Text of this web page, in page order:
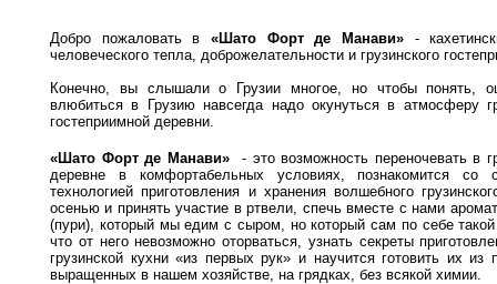
Добро пожаловать в «Шато Форт де Манави» -
человеческого тепла, доброжелательности и грузинского
Конечно, вы слышали о Грузии многое, но чтобы понять,
влюбиться в Грузию навсегда надо окунуться в атмосферу
гостеприимной деревни.
«Шато Форт де Манави»
- это возможность переночевать в
деревне в комфортабельных условиях, познакомится со
технологией приготовления и хранения волшебного
осенью и принять участие в ртвели, спечь вместе с нами
(пури), который мы едим с сыром, но который сам по себе
что от него невозможно оторваться, узнать секреты
грузинской кухни «из первых рук» и научится готовить их из
выращенных в нашем хозяйстве, на грядках, без всякой химии.